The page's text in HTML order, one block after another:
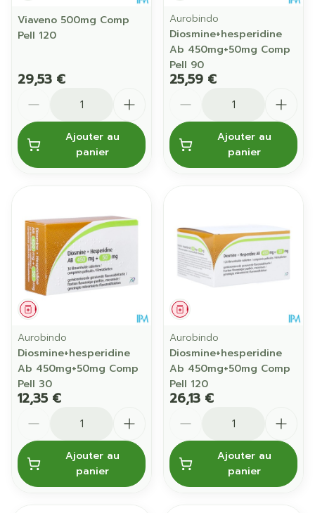
Viaveno 500mg Comp
Pell 120
29,53 €
Ajouter au
panier
Aurobindo
Diosmine+hesperidine
Ab 450mg+50mg Comp
Pell 90
25,59 €
Ajouter au
panier
Médicament
Aurobindo
Diosmine+hesperidine
Ab 450mg+50mg Comp
Pell 30
12,35 €
Ajouter au
panier
Médicament
Aurobindo
Diosmine+hesperidine
Ab 450mg+50mg Comp
Pell 120
26,13 €
Ajouter au
panier